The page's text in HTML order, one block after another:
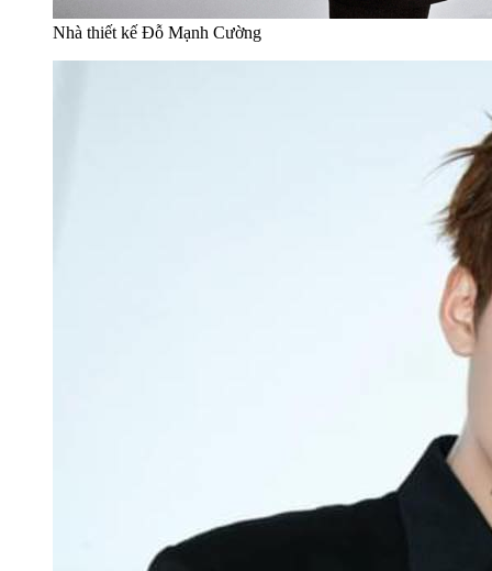
Nhà thiết kế Đỗ Mạnh Cường